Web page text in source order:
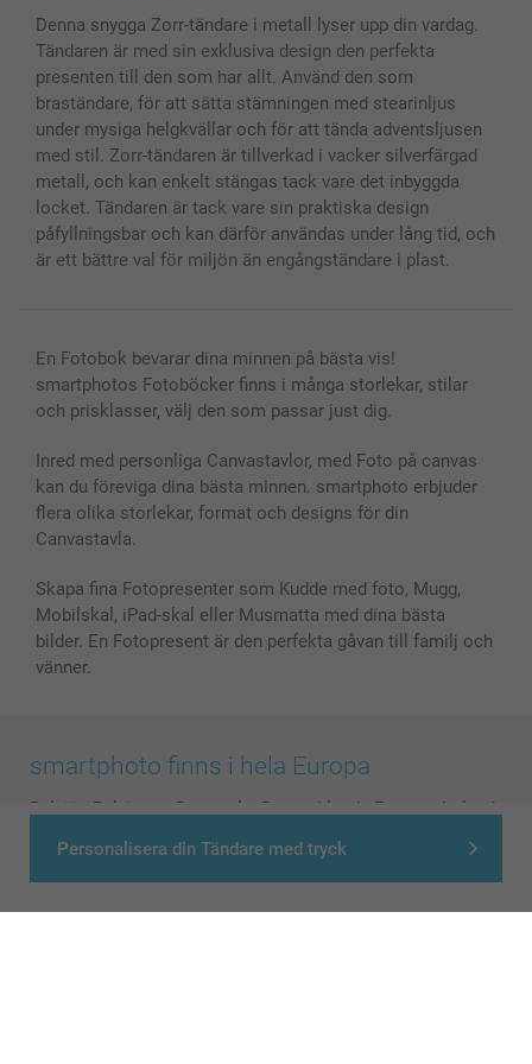
Personalisera din Tändare med tryck
Skal till Mobil & Surfplatta
MyNameBook
Fotoalmanackor & Fotoagenda
Fotoramar & Tillbehör
Presentkort
Alla fotoprodukter
Villkor och garantier
Investor Relations
smartbonus
Priser & betalning
Status på beställningar
Denna snygga Zorr-tändare i metall lyser upp din vardag.
Tändaren är med sin exklusiva design den perfekta
presenten till den som har allt. Använd den som
braständare, för att sätta stämningen med stearinljus
under mysiga helgkvällar och för att tända adventsljusen
med stil. Zorr-tändaren är tillverkad i vacker silverfärgad
metall, och kan enkelt stängas tack vare det inbyggda
locket. Tändaren är tack vare sin praktiska design
påfyllningsbar och kan därför användas under lång tid, och
är ett bättre val för miljön än engångständare i plast.
En Fotobok bevarar dina minnen på bästa vis!
smartphotos Fotoböcker finns i många storlekar, stilar
och prisklasser, välj den som passar just dig.
Inred med personliga Canvastavlor, med Foto på canvas
kan du föreviga dina bästa minnen. smartphoto erbjuder
flera olika storlekar, format och designs för din
Canvastavla.
Skapa fina Fotopresenter som Kudde med foto, Mugg,
Mobilskal, iPad-skal eller Musmatta med dina bästa
bilder. En Fotopresent är den perfekta gåvan till familj och
vänner.
smartphoto finns i hela Europa
België Belgique Danmark Deutschland France
Ireland
Nederland - Norge Österreich Schweiz